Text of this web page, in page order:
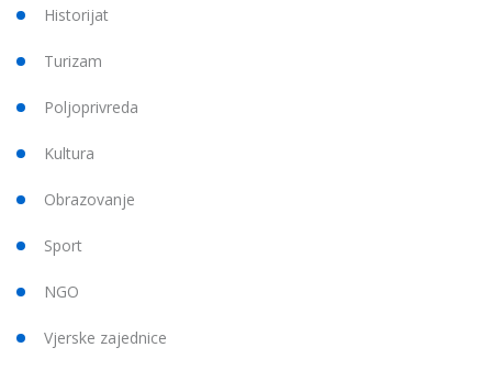
Historijat
Turizam
Poljoprivreda
Kultura
Obrazovanje
Sport
NGO
Vjerske zajednice